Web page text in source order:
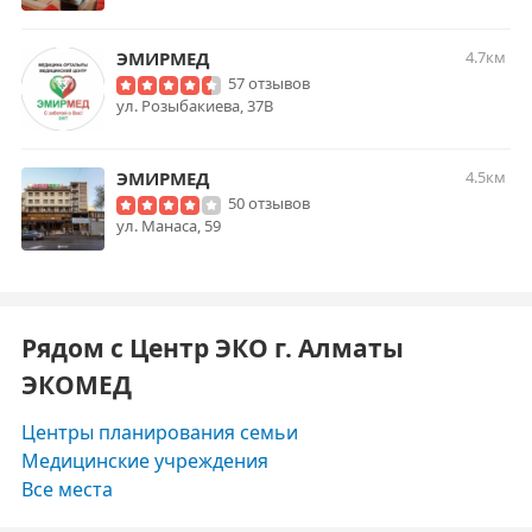
ЭМИРМЕД
4.7км
57 отзывов
ул. Розыбакиева, 37В
ЭМИРМЕД
4.5км
50 отзывов
ул. Манаса, 59
Рядом с Центр ЭКО г. Алматы
ЭКОМЕД
Центры планирования семьи
Медицинские учреждения
Все места